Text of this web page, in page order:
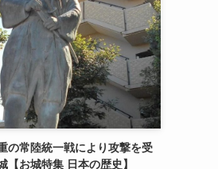
の常陸統一戦により攻撃を受
【お城特集 日本の歴史】